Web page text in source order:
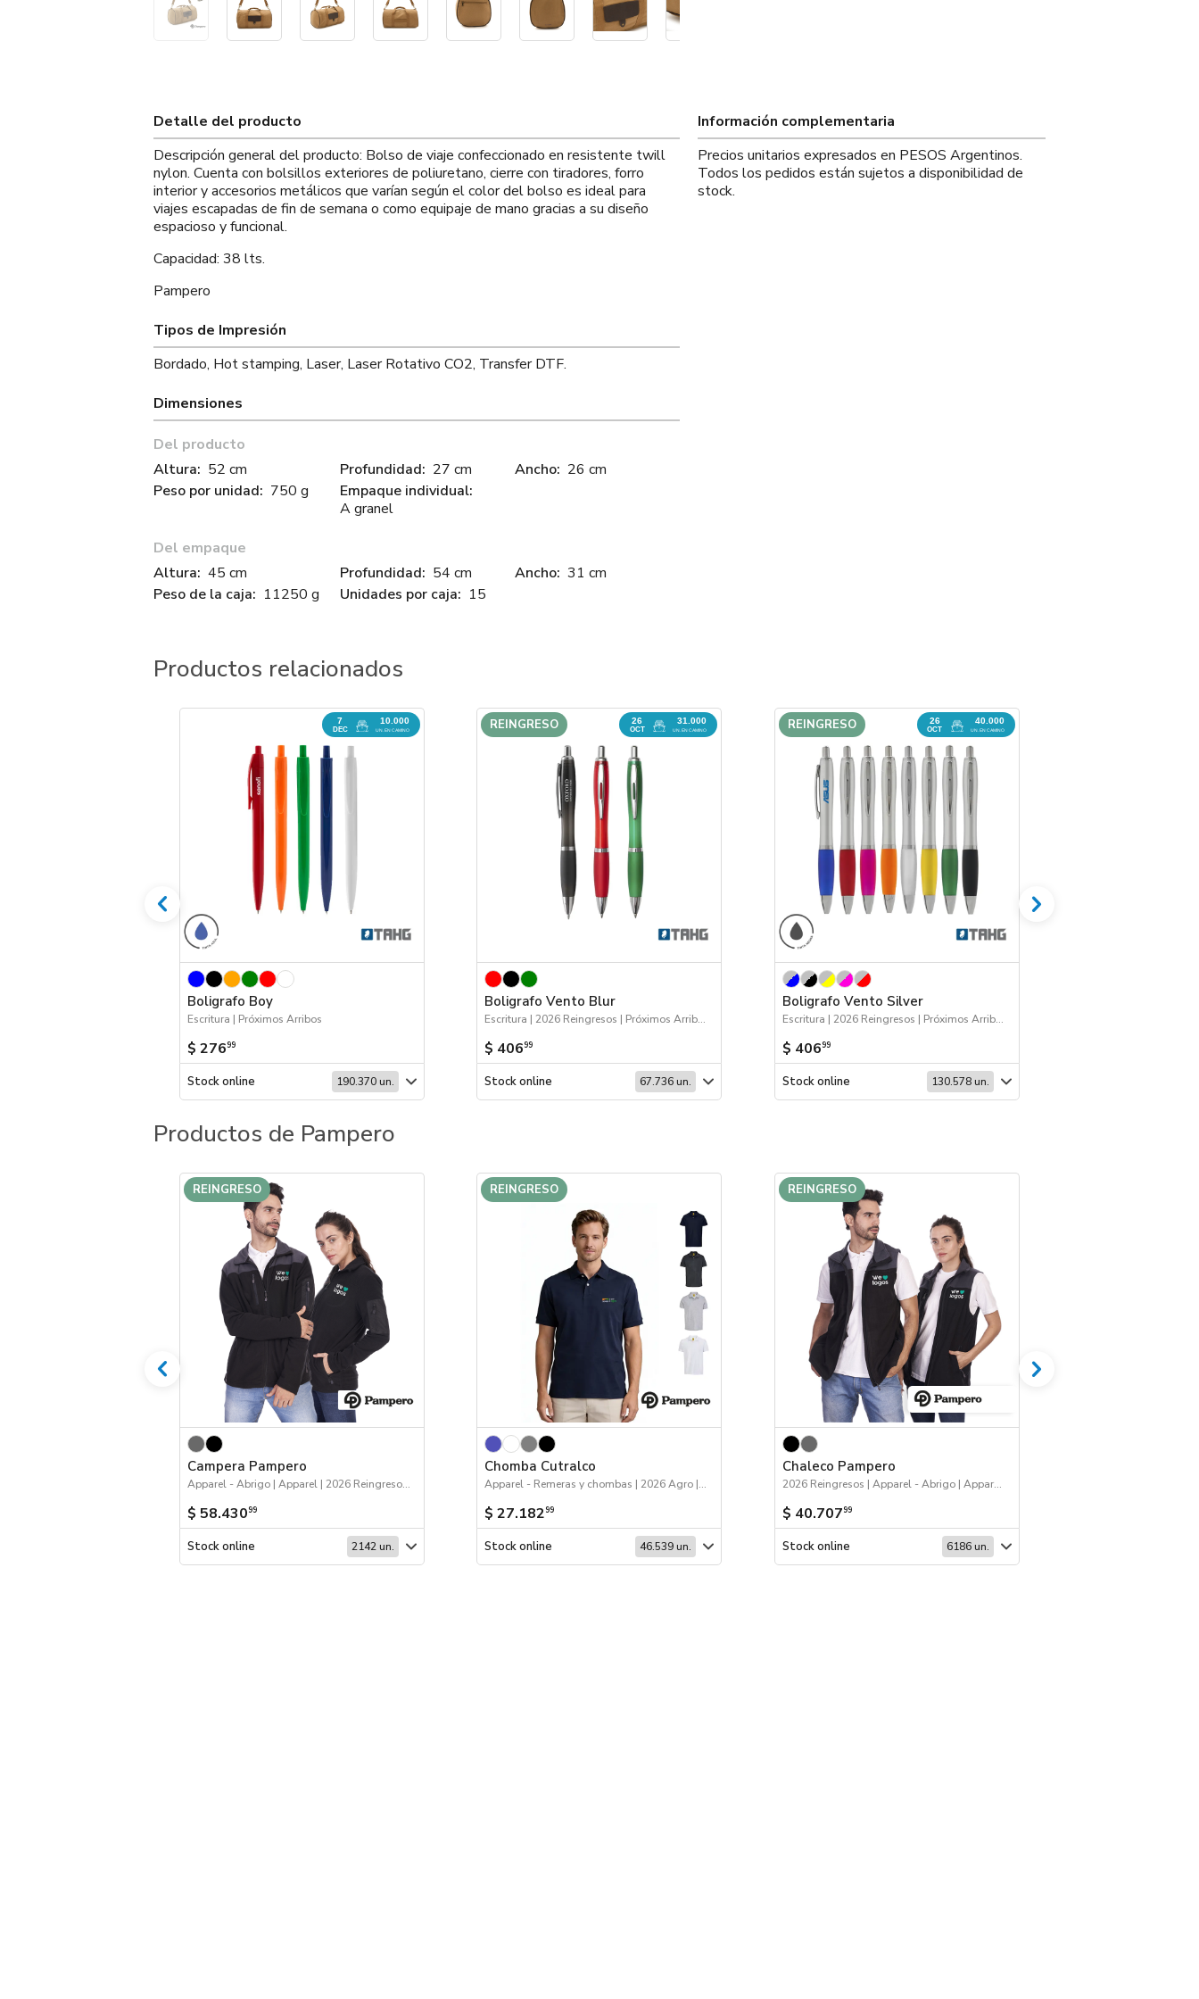
Detalle del producto
Descripción general del producto: Bolso de viaje confeccionado en resistente twill
nylon. Cuenta con bolsillos exteriores de poliuretano, cierre con tiradores, forro
interior y accesorios metálicos que varían según el color del bolso es ideal para
viajes escapadas de fin de semana o como equipaje de mano gracias a su diseño
espacioso y funcional.
Capacidad: 38 lts.
Pampero
Tipos de Impresión
Bordado, Hot stamping, Laser, Laser Rotativo CO2, Transfer DTF.
Dimensiones
Del producto
Altura: 52 cm
Peso por unidad: 750 g
Profundidad: 27 cm
Empaque individual:
A granel
Ancho: 26 cm
Del empaque
Altura: 45 cm
Peso de la caja: 11250 g
Profundidad: 54 cm
Unidades por caja: 15
Ancho: 31 cm
Información complementaria
Precios unitarios expresados en PESOS Argentinos.
Todos los pedidos están sujetos a disponibilidad de
stock.
Productos relacionados
7
DEC
10.000
UN. EN CAMINO
Boligrafo Boy
Escritura | Próximos Arribos
$ 27699
Stock online 190.370 un.
26
OCT
31.000
UN. EN CAMINO
REINGRESO
Boligrafo Vento Blur
Escritura | 2026 Reingresos | Próximos Arribos
$ 40699
Stock online 67.736 un.
26
OCT
40.000
UN. EN CAMINO
REINGRESO
Boligrafo Vento Silver
Escritura | 2026 Reingresos | Próximos Arribos
$ 40699
Stock online 130.578 un.
Productos de Pampero
REINGRESO
Campera Pampero
Apparel - Abrigo | Apparel | 2026 Reingresos | Workwear
$ 58.43099
Stock online 2142 un.
REINGRESO
Chomba Cutralco
Apparel - Remeras y chombas | 2026 Agro | Workwear | Apparel | 2026 Reingresos
$ 27.18299
Stock online 46.539 un.
REINGRESO
Chaleco Pampero
2026 Reingresos | Apparel - Abrigo | Apparel | Workwear
$ 40.70799
Stock online 6186 un.